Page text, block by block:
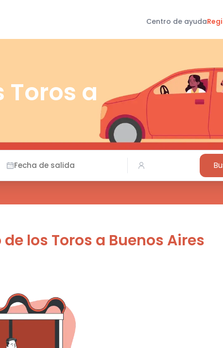
Centro de ayuda
Toros a
Fecha de salida
de los Toros a Buenos Aires